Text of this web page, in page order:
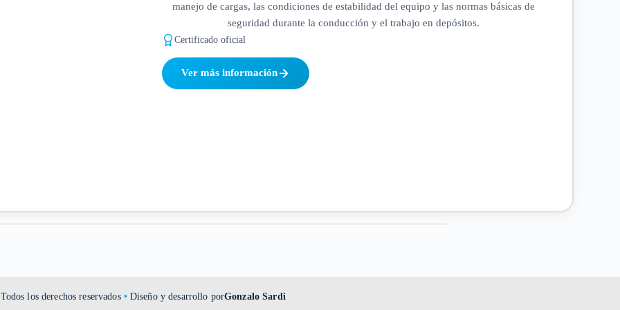
manejo de cargas, las condiciones de estabilidad del equipo y las normas básicas de
seguridad durante la conducción y el trabajo en depósitos.
Certificado oficial
Ver más información
Todos los derechos reservados • Diseño y desarrollo porGonzalo Sardi